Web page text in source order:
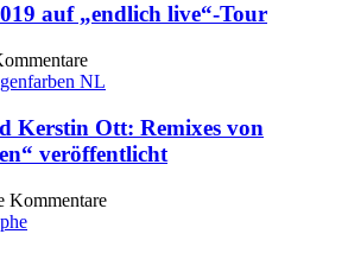
auf „endlich live“-Tour
Kerstin Ott: Remixes von
veröffentlicht
Kommentare